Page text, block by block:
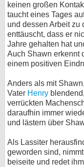
keinen großen
taucht eines Tages
und dessen Arbeit zu
enttäuscht, dass er
Jahre gehalten hat
Auch Shawn erkennt
einem positiven
Anders als mit
Vater Henry
verrückten
daraufhin immer
und lästern über
Als Lassiter
geworden sind,
beiseite und redet